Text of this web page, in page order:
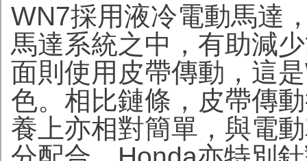
WN7採用液冷電動馬達
馬達系統之中，有助減
面則使用皮帶傳動，這
色。相比鏈條，皮帶傳
養上亦相對簡單，與電